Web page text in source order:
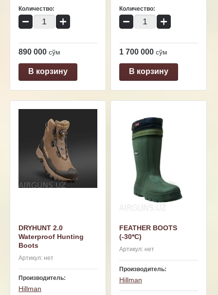
Количество:
− +
890 000 сўм
В корзину
Количество:
− +
1 700 000 сўм
В корзину
DRYHUNT 2.0
Waterproof Hunting
Boots
Артикул: нет
Производитель:
Hillman
FEATHER BOOTS
(-30*C)
Артикул:нет
Производитель:
Hillman